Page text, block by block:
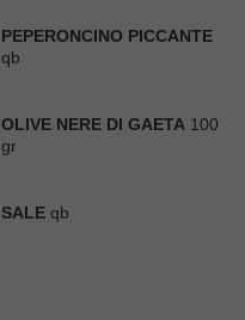
PEPERONCINO PICCANTE
qb
OLIVE NERE DI GAETA 100
gr
SALE qb